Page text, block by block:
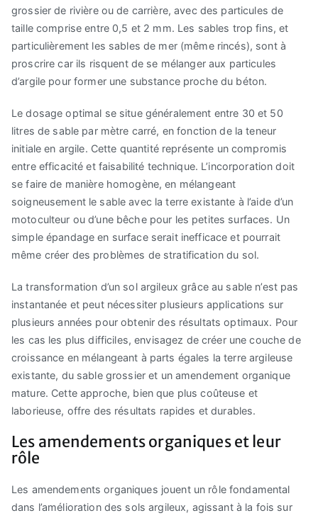
grossier de rivière ou de carrière, avec des particules de
taille comprise entre 0,5 et 2 mm. Les sables trop fins, et
particulièrement les sables de mer (même rincés), sont à
proscrire car ils risquent de se mélanger aux particules
d’argile pour former une substance proche du béton.
Le dosage optimal se situe généralement entre 30 et 50
litres de sable par mètre carré, en fonction de la teneur
initiale en argile. Cette quantité représente un compromis
entre efficacité et faisabilité technique. L’incorporation doit
se faire de manière homogène, en mélangeant
soigneusement le sable avec la terre existante à l’aide d’un
motoculteur ou d’une bêche pour les petites surfaces. Un
simple épandage en surface serait inefficace et pourrait
même créer des problèmes de stratification du sol.
La transformation d’un sol argileux grâce au sable n’est pas
instantanée et peut nécessiter plusieurs applications sur
plusieurs années pour obtenir des résultats optimaux. Pour
les cas les plus difficiles, envisagez de créer une couche de
croissance en mélangeant à parts égales la terre argileuse
existante, du sable grossier et un amendement organique
mature. Cette approche, bien que plus coûteuse et
laborieuse, offre des résultats rapides et durables.
Les amendements organiques et leur
rôle
Les amendements organiques jouent un rôle fondamental
dans l’amélioration des sols argileux, agissant à la fois sur